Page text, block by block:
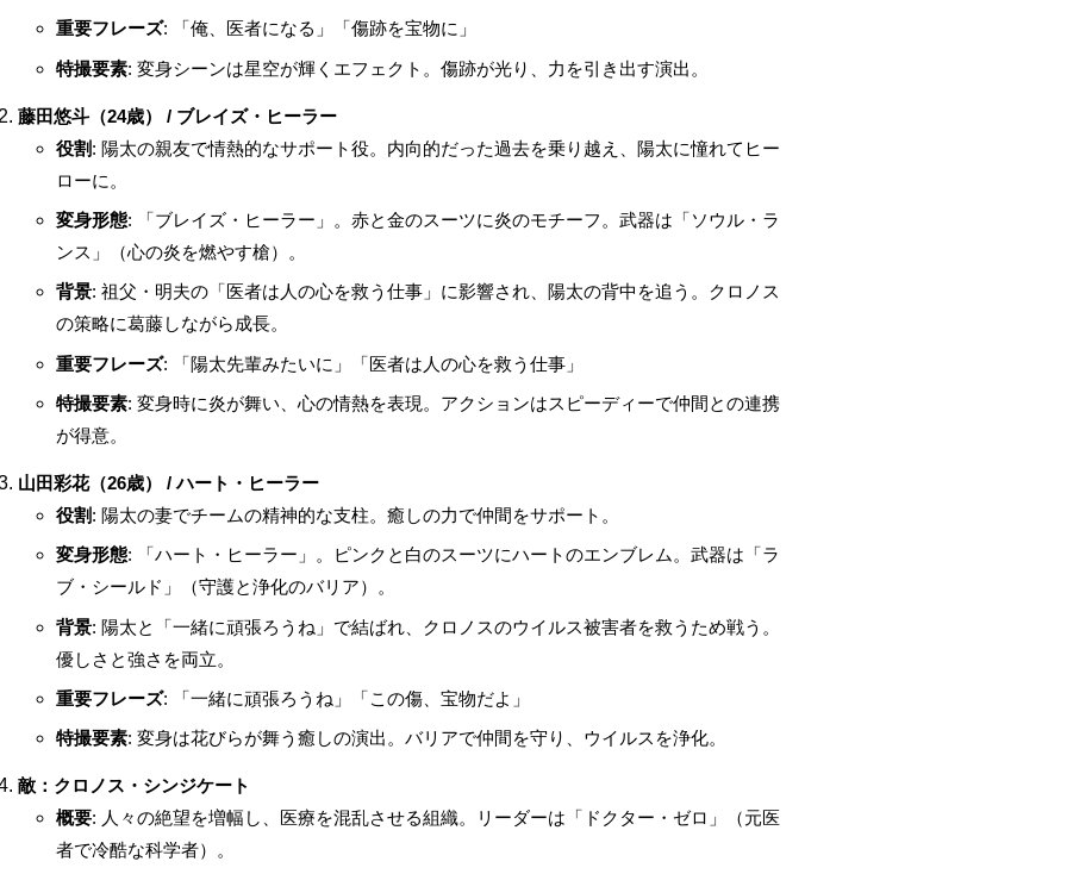
重要フレーズ: 「俺、医者になる」「傷跡を宝物に」
特撮要素: 変身シーンは星空が輝くエフェクト。傷跡が光り、力を引き出す演出。
藤田悠斗（24歳） / ブレイズ・ヒーラー
役割: 陽太の親友で情熱的なサポート役。内向的だった過去を乗り越え、陽太に憧れてヒー
ローに。
変身形態: 「ブレイズ・ヒーラー」。赤と金のスーツに炎のモチーフ。武器は「ソウル・ラ
ンス」（心の炎を燃やす槍）。
背景: 祖父・明夫の「医者は人の心を救う仕事」に影響され、陽太の背中を追う。クロノス
の策略に葛藤しながら成長。
重要フレーズ: 「陽太先輩みたいに」「医者は人の心を救う仕事」
特撮要素: 変身時に炎が舞い、心の情熱を表現。アクションはスピーディーで仲間との連携
が得意。
山田彩花（26歳） / ハート・ヒーラー
役割: 陽太の妻でチームの精神的な支柱。癒しの力で仲間をサポート。
変身形態: 「ハート・ヒーラー」。ピンクと白のスーツにハートのエンブレム。武器は「ラ
ブ・シールド」（守護と浄化のバリア）。
背景: 陽太と「一緒に頑張ろうね」で結ばれ、クロノスのウイルス被害者を救うため戦う。
優しさと強さを両立。
重要フレーズ: 「一緒に頑張ろうね」「この傷、宝物だよ」
特撮要素: 変身は花びらが舞う癒しの演出。バリアで仲間を守り、ウイルスを浄化。
敵：クロノス・シンジケート
概要: 人々の絶望を増幅し、医療を混乱させる組織。リーダーは「ドクター・ゼロ」（元医
者で冷酷な科学者）。